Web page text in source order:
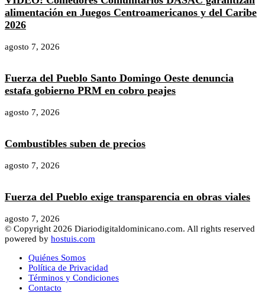
alimentación en Juegos Centroamericanos y del Caribe
2026
agosto 7, 2026
Fuerza del Pueblo Santo Domingo Oeste denuncia
estafa gobierno PRM en cobro peajes
agosto 7, 2026
Combustibles suben de precios
agosto 7, 2026
Fuerza del Pueblo exige transparencia en obras viales
agosto 7, 2026
© Copyright 2026 Diariodigitaldominicano.com. All rights reserved
powered by hostuis.com
Quiénes Somos
Política de Privacidad
Términos y Condiciones
Contacto